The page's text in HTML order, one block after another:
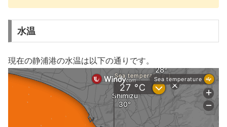
水温
現在の静浦港の水温は以下の通りです。